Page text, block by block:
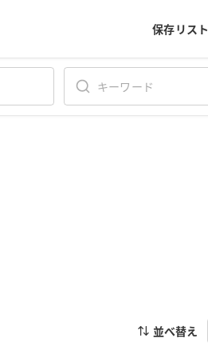
保存リスト
並べ替え